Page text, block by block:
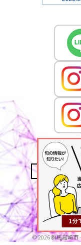
©2026群馬高崎市